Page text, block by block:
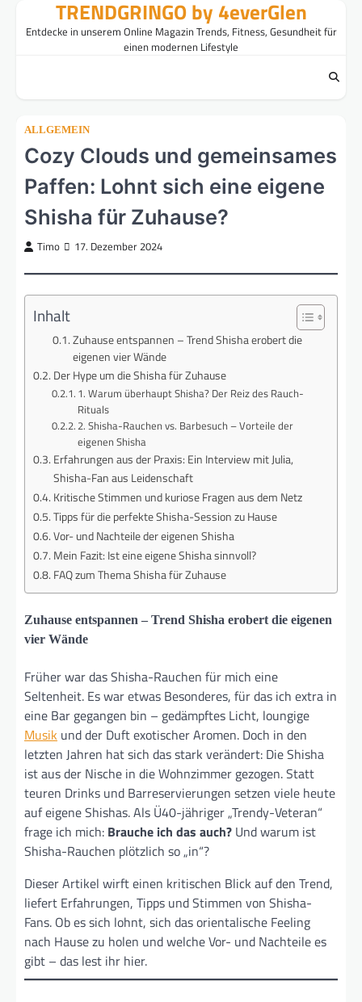
TRENDGRINGO by 4everGlen
Entdecke in unserem Online Magazin Trends, Fitness, Gesundheit für
einen modernen Lifestyle
ALLGEMEIN
Cozy Clouds und gemeinsames
Paffen: Lohnt sich eine eigene
Shisha für Zuhause?
Timo 17. Dezember 2024
Inhalt
Zuhause entspannen – Trend Shisha erobert die
eigenen vier Wände
Der Hype um die Shisha für Zuhause
1. Warum überhaupt Shisha? Der Reiz des Rauch-
Rituals
2. Shisha-Rauchen vs. Barbesuch – Vorteile der
eigenen Shisha
Erfahrungen aus der Praxis: Ein Interview mit Julia,
Shisha-Fan aus Leidenschaft
Kritische Stimmen und kuriose Fragen aus dem Netz
Tipps für die perfekte Shisha-Session zu Hause
Vor- und Nachteile der eigenen Shisha
Mein Fazit: Ist eine eigene Shisha sinnvoll?
FAQ zum Thema Shisha für Zuhause
Zuhause entspannen – Trend Shisha erobert die eigenen
vier Wände
Früher war das Shisha-Rauchen für mich eine
Seltenheit. Es war etwas Besonderes, für das ich extra in
eine Bar gegangen bin – gedämpftes Licht, loungige
Musik und der Duft exotischer Aromen. Doch in den
letzten Jahren hat sich das stark verändert: Die Shisha
ist aus der Nische in die Wohnzimmer gezogen. Statt
teuren Drinks und Barreservierungen setzen viele heute
auf eigene Shishas. Als Ü40-jähriger „Trendy-Veteran“
frage ich mich: Brauche ich das auch? Und warum ist
Shisha-Rauchen plötzlich so „in“?
Dieser Artikel wirft einen kritischen Blick auf den Trend,
liefert Erfahrungen, Tipps und Stimmen von Shisha-
Fans. Ob es sich lohnt, sich das orientalische Feeling
nach Hause zu holen und welche Vor- und Nachteile es
gibt – das lest ihr hier.